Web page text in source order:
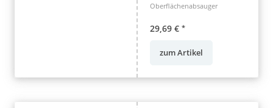
Oberflächenabsauger
29,69 € *
zum Artikel